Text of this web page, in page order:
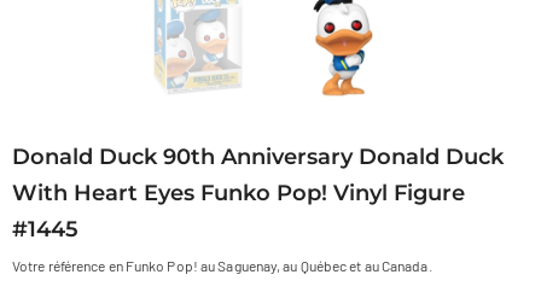
Donald Duck 90th Anniversary Donald Duck
With Heart Eyes Funko Pop! Vinyl Figure
#1445
Votre référence en Funko Pop! au Saguenay, au Québec et au Canada.